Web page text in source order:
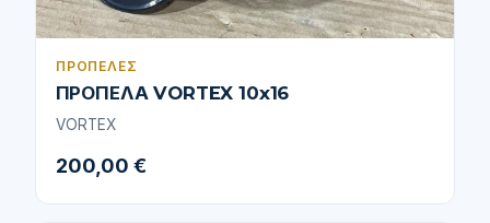
ΠΡΟΠΈΛΕΣ
ΠΡΟΠΕΛΑ VORTEX 10x16
VORTEX
200,00 €